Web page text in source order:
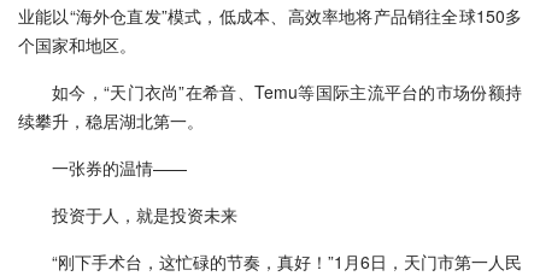
业能以“海外仓直发”模式，低成本、高效率地将产品销往全球150多
个国家和地区。
如今，“天门衣尚”在希音、Temu等国际主流平台的市场份额持
续攀升，稳居湖北第一。
一张券的温情——
投资于人，就是投资未来
“刚下手术台，这忙碌的节奏，真好！”1月6日，天门市第一人民